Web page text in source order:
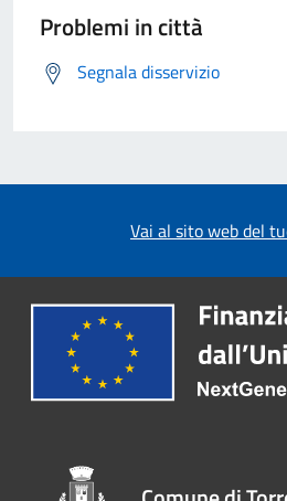
Problemi in città
Segnala disservizio
Vai al sito web del